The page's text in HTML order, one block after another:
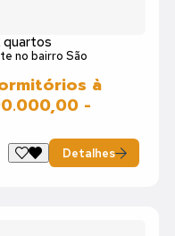
no bairro São
à
-
Detalhes